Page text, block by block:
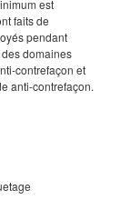
est
faits de
pendant
domaines
contrefaçon et
anti-contrefaçon.